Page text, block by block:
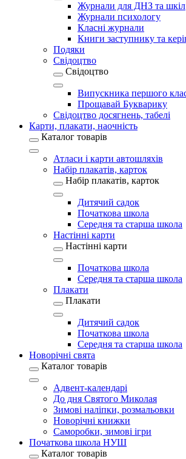
Журнали для ДНЗ та шкіл
Журнали психологу
Класні журнали
Книги заступнику та
Подяки
Свідоцтво
Свідоцтво
Випускника першого
Прощавай Букварику
Свідоцтво досягнень, табелі
Карти, плакати, наочність
Каталог товарів
Атласи і карти автошляхів
Набір плакатів, карток
Набір плакатів, карток
Дитячий садок
Початкова школа
Середня та старша школа
Настінні карти
Настінні карти
Початкова школа
Середня та старша школа
Плакати
Плакати
Дитячий садок
Початкова школа
Середня та старша школа
Новорічні свята
Каталог товарів
Адвент-календарі
До дня Святого Миколая
Зимові наліпки, розмальовки
Новорічні книжки
Саморобки, зимові ігри
Початкова школа НУШ
Каталог товарів